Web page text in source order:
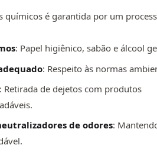
químicos é garantida por um
: Papel higiênico, sabão e álcool
: Respeito às normas
: Retirada de dejetos com produtos
de odores: